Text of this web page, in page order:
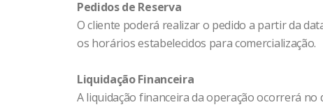
Pedidos de Reserva
O cliente poderá realizar o pedido a partir da
os horários estabelecidos para comercialização.
Liquidação Financeira
A liquidação financeira da operação ocorrerá